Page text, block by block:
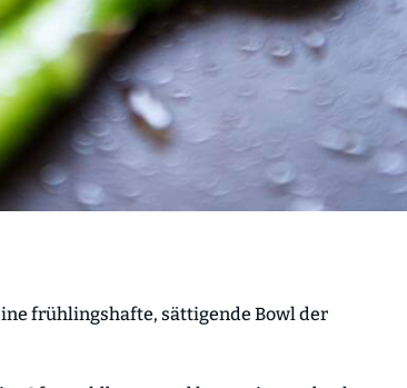
frühlingshafte, sättigende Bowl der